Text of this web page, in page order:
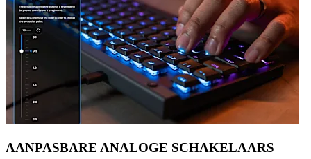
AANPASBARE ANALOGE SCHAKELAARS